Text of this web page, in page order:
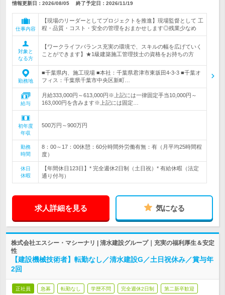
情報更新日：2026/08/05 終了予定日： 2026/11/19
仕事内容
【現場のリーダーとしてプロジェクトを推進】現場監督として 工
程・品質・コスト・安全の管理をおまかせします◎残業少なめ
対象と
なる方
【ワークライフバランス充実の環境で、スキルの幅を広げていく
ことができます】★1級建築施工管理技士の資格をお持ちの方
勤務地
■千葉県内、施工現場 ■本社：千葉県君津市東坂田4-3-3 ■千葉オ
フィス：千葉県千葉市中央区新町…
給与
月給333,000円～613,000円※上記には一律固定手当10,000円～
163,000円を含みます※上記には固定…
初年度
年収
500万円～900万円
勤務
時間
8：00～17：00休憩：60分時間外労働有無：有（月平均25時間程
度）
休日
休暇
【年間休日123日】* 完全週休2日制（土日祝）* 有給休暇（法定
通り付与）
求人詳細を見る 気になる
株式会社エスシー・マシーナリ | 清水建設グループ｜充実の福利厚生＆安定
性
【建設機械技術者】転勤なし／清水建設G／土日祝休み／賞与年
2回
正社員 急募 転勤なし 学歴不問 完全週休2日制 第二新卒歓迎